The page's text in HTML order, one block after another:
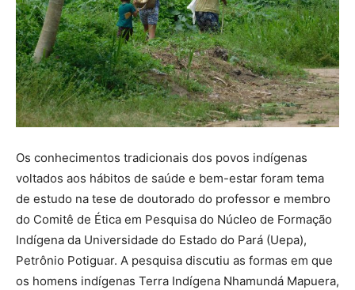
Os conhecimentos tradicionais dos povos indígenas
voltados aos hábitos de saúde e bem-estar foram tema
de estudo na tese de doutorado do professor e membro
do Comitê de Ética em Pesquisa do Núcleo de Formação
Indígena da Universidade do Estado do Pará (Uepa),
Petrônio Potiguar. A pesquisa discutiu as formas em que
os homens indígenas Terra Indígena Nhamundá Mapuera,